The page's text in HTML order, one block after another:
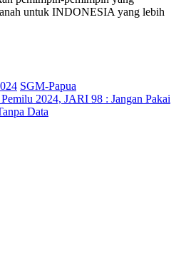
untuk INDONESIA yang lebih
SGM-Papua
2024, JARI 98 : Jangan Pakai
Data